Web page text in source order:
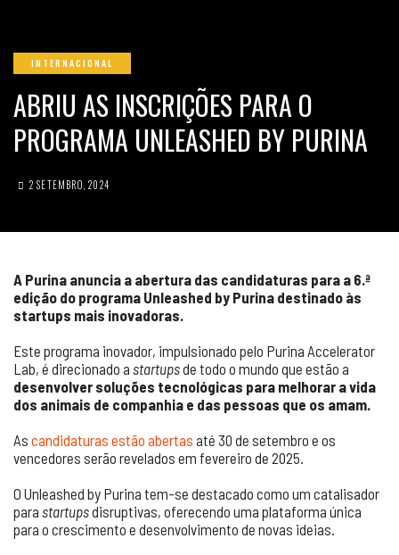
INTERNACIONAL
ABRIU AS INSCRIÇÕES PARA O
PROGRAMA UNLEASHED BY PURINA
2 SETEMBRO, 2024
A Purina anuncia a abertura das candidaturas para a 6.ª
edição do programa Unleashed by Purina destinado às
startups mais inovadoras.
Este programa inovador, impulsionado pelo Purina Accelerator
Lab, é direcionado a startupsde todo o mundo que estão a
desenvolver soluções tecnológicas para melhorar a vida
dos animais de companhia e das pessoas que os amam.
As candidaturas estão abertas até 30 de setembro e os
vencedores serão revelados em fevereiro de 2025.
O Unleashed by Purina tem-se destacado como um catalisador
para startupsdisruptivas, oferecendo uma plataforma única
para o crescimento e desenvolvimento de novas ideias.